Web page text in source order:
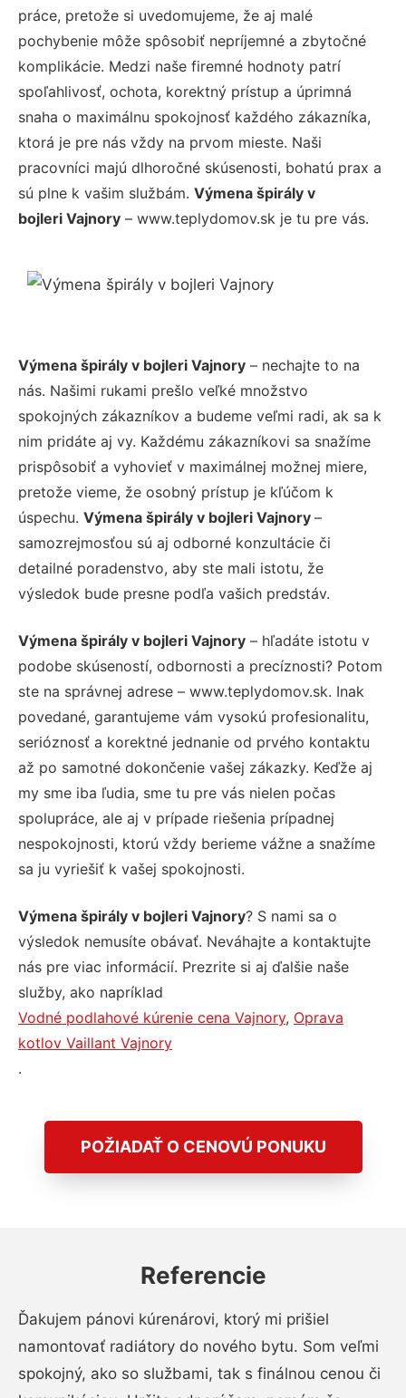
práce, pretože si uvedomujeme, že aj malé
pochybenie môže spôsobiť nepríjemné a zbytočné
komplikácie. Medzi naše firemné hodnoty patrí
spoľahlivosť, ochota, korektný prístup a úprimná
snaha o maximálnu spokojnosť každého zákazníka,
ktorá je pre nás vždy na prvom mieste. Naši
pracovníci majú dlhoročné skúsenosti, bohatú prax a
sú plne k vašim službám. Výmena špirály v
bojleri Vajnory – www.teplydomov.sk je tu pre vás.
Výmena špirály v bojleri Vajnory – nechajte to na
nás. Našimi rukami prešlo veľké množstvo
spokojných zákazníkov a budeme veľmi radi, ak sa k
nim pridáte aj vy. Každému zákazníkovi sa snažíme
prispôsobiť a vyhovieť v maximálnej možnej miere,
pretože vieme, že osobný prístup je kľúčom k
úspechu. Výmena špirály v bojleri Vajnory –
samozrejmosťou sú aj odborné konzultácie či
detailné poradenstvo, aby ste mali istotu, že
výsledok bude presne podľa vašich predstáv.
Výmena špirály v bojleri Vajnory – hľadáte istotu v
podobe skúseností, odbornosti a precíznosti? Potom
ste na správnej adrese – www.teplydomov.sk. Inak
povedané, garantujeme vám vysokú profesionalitu,
serióznosť a korektné jednanie od prvého kontaktu
až po samotné dokončenie vašej zákazky. Keďže aj
my sme iba ľudia, sme tu pre vás nielen počas
spolupráce, ale aj v prípade riešenia prípadnej
nespokojnosti, ktorú vždy berieme vážne a snažíme
sa ju vyriešiť k vašej spokojnosti.
Výmena špirály v bojleri Vajnory? S nami sa o
výsledok nemusíte obávať. Neváhajte a kontaktujte
nás pre viac informácií. Prezrite si aj ďalšie naše
služby, ako napríklad
Vodné podlahové kúrenie cena Vajnory, Oprava
kotlov Vaillant Vajnory
.
POŽIADAŤ O CENOVÚ PONUKU
Referencie
Ďakujem pánovi kúrenárovi, ktorý mi prišiel
namontovať radiátory do nového bytu. Som veľmi
spokojný, ako so službami, tak s finálnou cenou či